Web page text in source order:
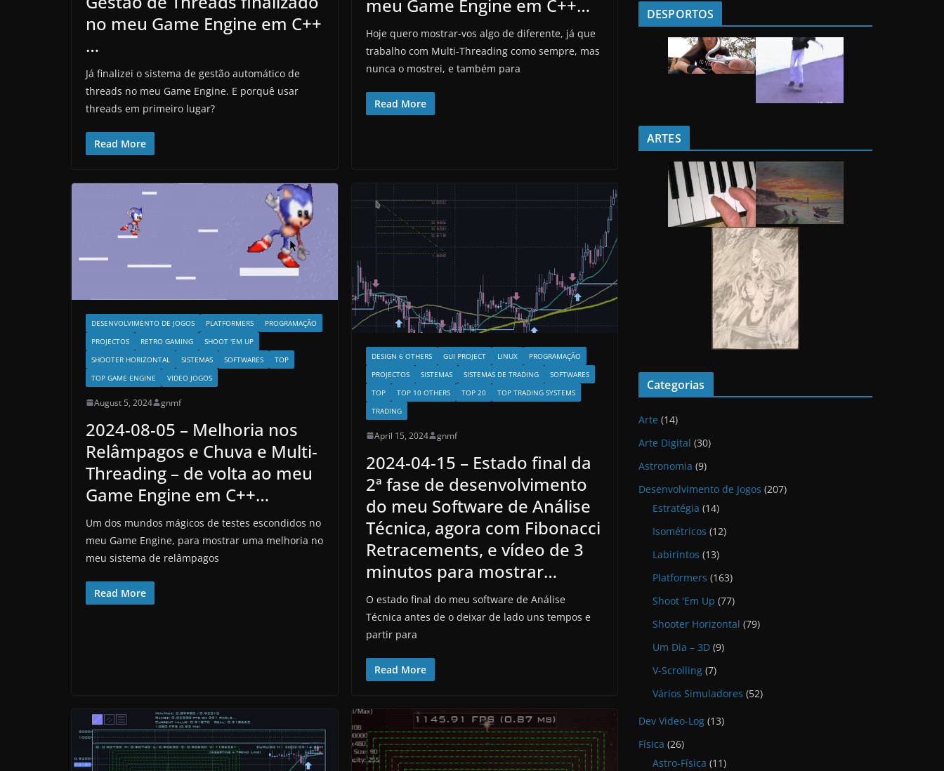
no meu Game Engine em C++
…
Já finalizei o sistema de gestão automático de
threads no meu Game Engine. E porquê usar
threads em primeiro lugar?
Read More
meu Game Engine em C++…
Hoje quero mostrar-vos algo de diferente, já que
trabalho com Multi-Threading como sempre, mas
nunca o mostrei, e também para
Read More
DESENVOLVIMENTO DE JOGOS PLATFORMERS
PROGRAMAÇÃO
PROJECTOS
RETRO GAMING
SHOOT 'EM UP
SHOOTER HORIZONTAL
SISTEMAS SOFTWARES
TOP
TOP GAME ENGINE
VIDEO JOGOS
August 5, 2024 gnmf
2024-08-05 – Melhoria nos
Relâmpagos e Chuva e Multi-
Threading – de volta ao meu
Game Engine em C++…
Um dos mundos mágicos de testes escondidos no
meu Game Engine, para mostrar uma melhoria no
meu sistema de relâmpagos
Read More
DESIGN 6 OTHERS GUI PROJECT LINUX
PROGRAMAÇÃO
PROJECTOS
SISTEMAS SISTEMAS DE TRADING
SOFTWARES
TOP
TOP 10 OTHERS TOP 20
TOP TRADING SYSTEMS
TRADING
April 15, 2024 gnmf
2024-04-15 – Estado final da
2ª fase de desenvolvimento
do meu Software de Análise
Técnica, agora com Fibonacci
Retracements, e vídeo de 3
minutos para mostrar…
O estado final do meu software de Análise
Técnica antes de o deixar de lado uns tempos e
partir para
Read More
DESPORTOS
ARTES
Categorias
Arte (14)
Arte Digital (30)
Astronomia (9)
Desenvolvimento de Jogos (207)
Estratégia (14)
Isométricos (12)
Labirintos (13)
Platformers (163)
Shoot 'Em Up (77)
Shooter Horizontal (79)
Um Dia – 3D (9)
V-Scrolling (7)
Vários Simuladores (52)
Dev Video-Log (13)
Física (26)
Astro-Física (11)